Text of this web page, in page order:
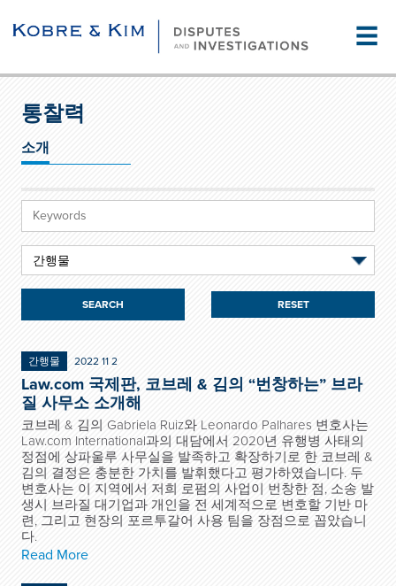
☰
통찰력
소개
RESET
간행물 2022 11 2
Law.com 국제판, 코브레 & 김의 “번창하는” 브라
질 사무소 소개해
코브레 & 김의 Gabriela Ruiz와 Leonardo Palhares 변호사는
Law.com International과의 대담에서 2020년 유행병 사태의
정점에 상파울루 사무실을 발족하고 확장하기로 한 코브레 &
김의 결정은 충분한 가치를 발휘했다고 평가하였습니다. 두
변호사는 이 지역에서 저희 로펌의 사업이 번창한 점, 소송 발
생시 브라질 대기업과 개인을 전 세계적으로 변호할 기반 마
련, 그리고 현장의 포르투갈어 사용 팀을 장점으로 꼽았습니
다.
Read More